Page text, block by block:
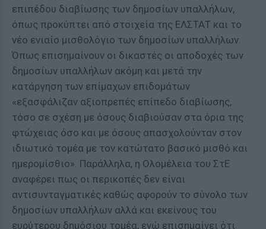
επιπέδου διαβίωσης των δημοσίων υπαλλήλων,
όπως προκύπτει από στοιχεία της ΕΛΣΤΑΤ και το
νέο ενιαίο μισθολόγιο των δημοσίων υπαλλήλων.
Όπως επισημαίνουν οι δικαστές οι αποδοχές των
δημοσίων υπαλλήλων ακόμη και μετά την
κατάργηση των επίμαχων επιδομάτων
«εξασφάλιζαν αξιοπρεπές επίπεδο διαβίωσης,
τόσο σε σχέση με όσους διαβιούσαν στα όρια της
φτώχειας όσο και με όσους απασχολούνταν στον
ιδιωτικό τομέα με τον κατώτατο βασικό μισθό και
ημερομίσθιο». Παράλληλα, η Ολομέλεια του ΣτΕ
αναφέρει πως οι περικοπές δεν είναι
αντισυνταγματικές καθώς αφορούν το σύνολο των
δημοσίων υπαλλήλων αλλά και εκείνους του
ευρύτερου δημόσιου τομέα, ενώ επισημαίνει ότι